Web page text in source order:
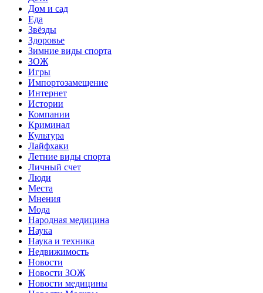
Дом и сад
Еда
Звёзды
Здоровье
Зимние виды спорта
ЗОЖ
Игры
Импортозамещение
Интернет
Истории
Компании
Криминал
Культура
Лайфхаки
Летние виды спорта
Личный счет
Люди
Места
Мнения
Мода
Народная медицина
Наука
Наука и техника
Недвижимость
Новости
Новости ЗОЖ
Новости медицины